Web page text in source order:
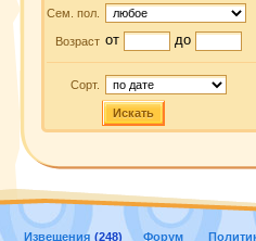
Сем. пол.
Возраст от до
Сорт.
Искать
Извещения (248) Форум